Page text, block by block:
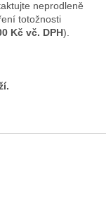
neprodleně
totožnosti
Kč vč. DPH).